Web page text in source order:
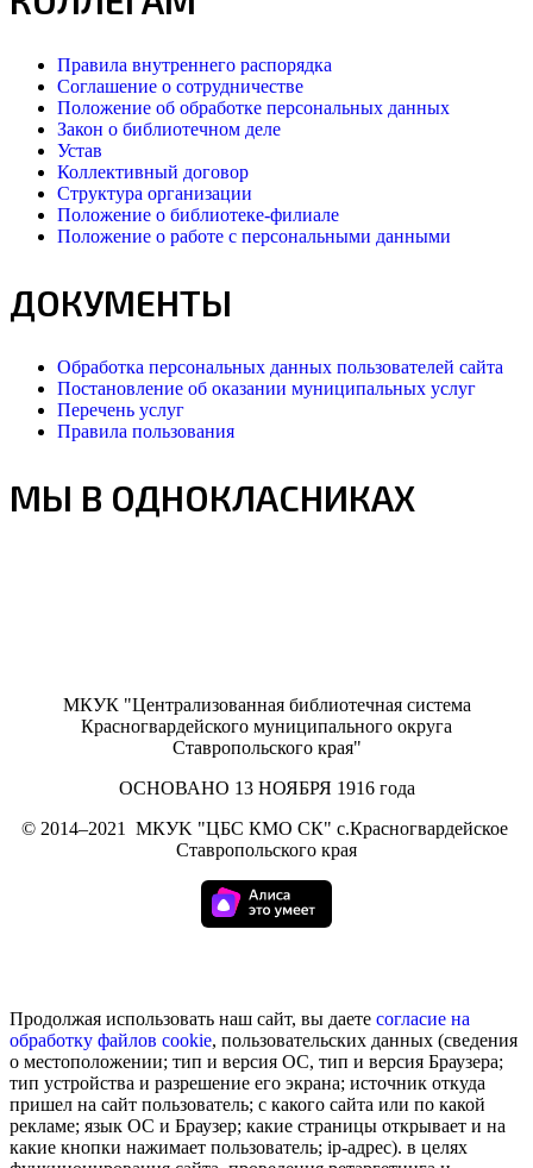
Правила внутреннего распорядка
Соглашение о сотрудничестве
Положение об обработке персональных данных
Закон о библиотечном деле
Устав
Коллективный договор
Структура организации
Положение о библиотеке-филиале
Положение о работе с персональными данными
ДОКУМЕНТЫ
Обработка персональных данных пользователей сайта
Постановление об оказании муниципальных услуг
Перечень услуг
Правила пользования
МЫ В ОДНОКЛАСНИКАХ
МКУК "Централизованная библиотечная система
Красногвардейского муниципального округа
Ставропольского края"
ОСНОВАНО 13 НОЯБРЯ 1916 года
© 2014–2021
МКУK "ЦБС КМО СК" с.Красногвардейское
Ставропольского края
Продолжая использовать наш сайт, вы даете согласие на
обработку файлов cookie, пользовательских данных (сведения
о местоположении; тип и версия ОС, тип и версия Браузера;
тип устройства и разрешение его экрана; источник откуда
пришел на сайт пользователь; с какого сайта или по какой
рекламе; язык ОС и Браузер; какие страницы открывает и на
какие кнопки нажимает пользователь; ip-адрес). в целях